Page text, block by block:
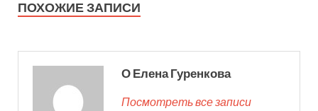
ПОХОЖИЕ ЗАПИСИ
О Елена Гуренкова
Посмотреть все записи